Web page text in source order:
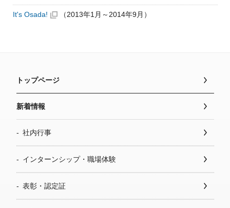
It's Osada! （2013年1月～2014年9月）
トップページ
新着情報
社内行事
インターンシップ・職場体験
表彰・認定証